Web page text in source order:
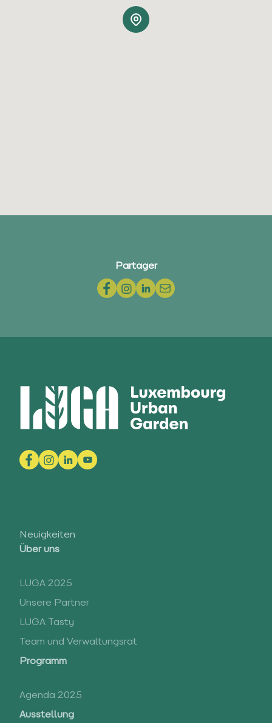
Partager
Neuigkeiten
Über uns
LUGA 2025
Unsere Partner
LUGA Tasty
Team und Verwaltungsrat
Programm
Agenda 2025
Ausstellung